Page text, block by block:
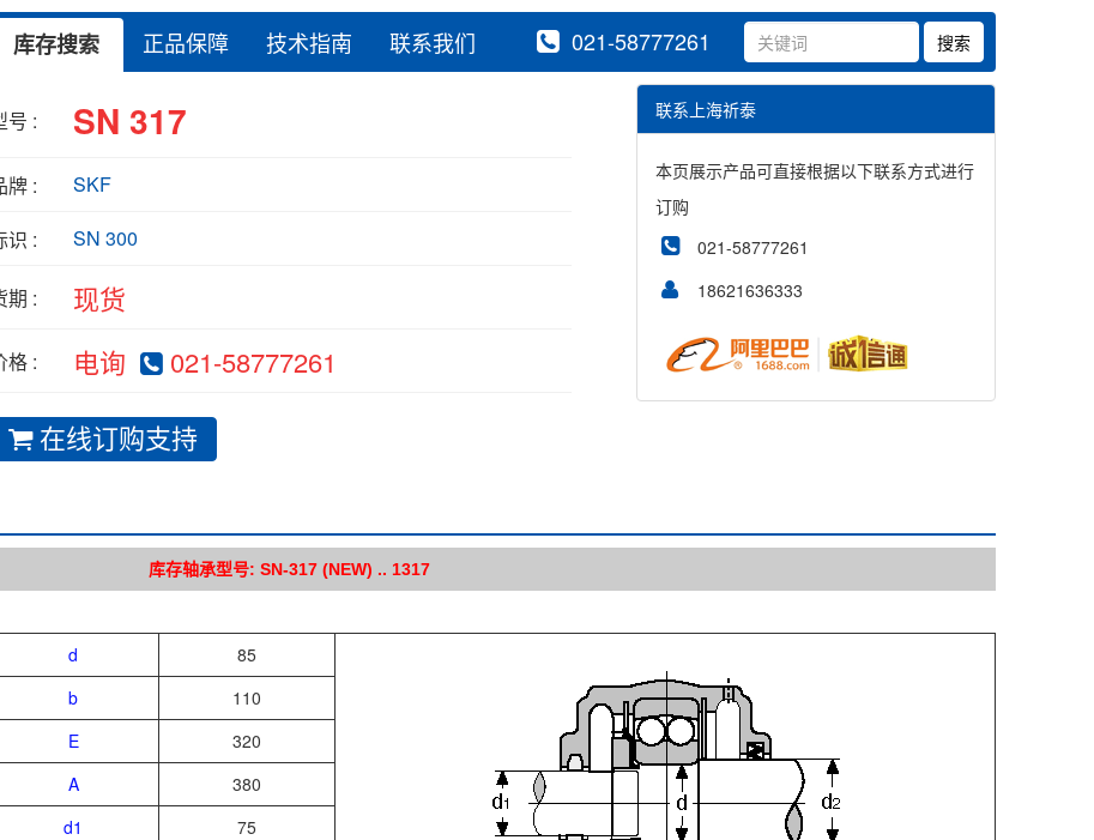
库存搜索 正品保障 技术指南 联系我们 021-58777261
号 : SN 317
牌 :
SKF
识 :
SN 300
期 : 现货
格 : 电询 021-58777261
在线订购支持
联系上海祈泰
本页展示产品可直接根据以下联系方式进行
订购
021-58777261
18621636333
库存轴承型号: SN-317 (NEW) .. 1317
d
85
b
110
E
320
A
380
d1
75